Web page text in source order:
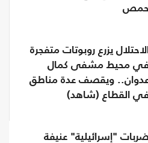
الاحتلال يزرع روبوتات متفجرة
محيط مشفى كمال
ويقصف عدة مناطق
القطاع (شاهد)
ضربات "إسرائيلية" عنيفة